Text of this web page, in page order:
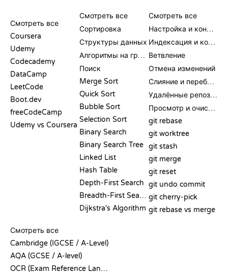
Смотреть все
Coursera
Udemy
Codecademy
DataCamp
LeetCode
Boot.dev
freeCodeCamp
Udemy vs Coursera
Смотреть все
Сортировка
Структуры данных
Алгоритмы на графах
Поиск
Merge Sort
Quick Sort
Bubble Sort
Selection Sort
Binary Search
Binary Search Tree
Linked List
Hash Table
Depth-First Search
Breadth-First Search
Dijkstra's Algorithm
Смотреть все
Настройка и конфигурация
Индексация и коммит
Ветвление
Отмена изменений
Слияние и перебазирование
Удалённые репозитории
Просмотр и очистка
git rebase
git worktree
git stash
git merge
git reset
git undo commit
git cherry-pick
git rebase vs merge
Смотреть все
Cambridge (IGCSE / A-Level)
AQA (GCSE / A-level)
OCR (Exam Reference Language)